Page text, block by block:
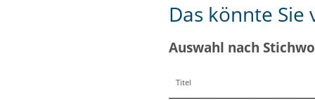
Das könnte
Auswahl nach
Titel